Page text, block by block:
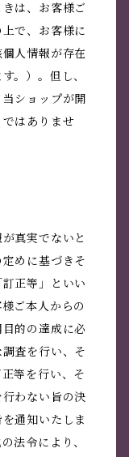
は、お客様ご
で、お客様に
人情報が存在
。）。但し、
ショップが開
はありませ
真実でないと
めに基づきそ
正等」といい
ご本人からの
的の達成に必
査を行い、そ
等を行い、そ
わない旨の決
通知いたしま
法令により、